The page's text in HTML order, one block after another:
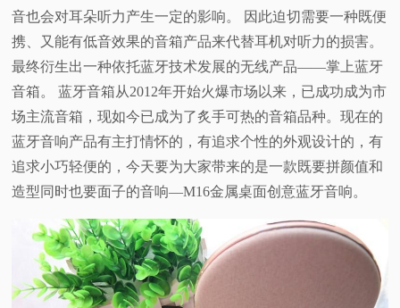
普
体
验
专
题
音也会对耳朵听力产生一定的影响。 因此迫切需要一种既便
携、又能有低音效果的音箱产品来代替耳机对听力的损害。
最终衍生出一种依托蓝牙技术发展的无线产品——掌上蓝牙
音箱。 蓝牙音箱从2012年开始火爆市场以来，已成功成为市
场主流音箱，现如今已成为了炙手可热的音箱品种。现在的
蓝牙音响产品有主打情怀的，有追求个性的外观设计的，有
追求小巧轻便的，今天要为大家带来的是一款既要拼颜值和
造型同时也要面子的音响—M16金属桌面创意蓝牙音响。